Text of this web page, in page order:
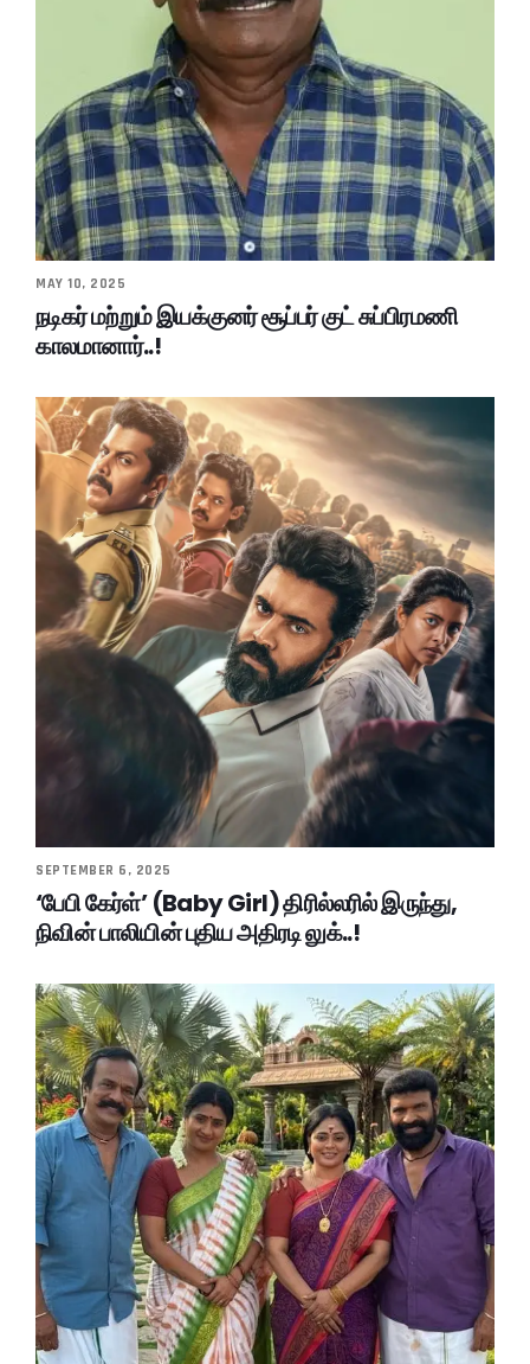
MAY 10, 2025
நடிகர் மற்றும் இயக்குனர் சூப்பர் குட் சுப்பிரமணி
காலமானார்..!
SEPTEMBER 6, 2025
‘பேபி கேர்ள்’ (Baby Girl) திரில்லரில் இருந்து,
நிவின் பாலியின் புதிய அதிரடி லுக்..!